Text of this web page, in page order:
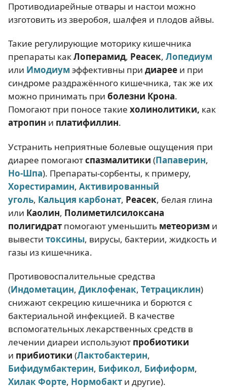
Противодиарейные отвары и настои можно
изготовить из зверобоя, шалфея и плодов айвы.
Такие регулирующие моторику кишечника
препараты какЛоперамид, Реасек, Лопедиум
или Имодиум эффективны при диарее и при
синдроме раздражённого кишечника, так же их
можно принимать при болезни Крона.
Помогают при поносе такие холинолитики, как
атропин и платифиллин.
Устранить неприятные болевые ощущения при
диарее помогаютспазмалитики (Папаверин,
Но-Шпа). Препараты-сорбенты, к примеру,
Хорестирамин, Активированный
уголь, Кальция карбонат, Реасек, белая глина
или Каолин, Полиметилсилоксана
полигидрат помогают уменьшить метеоризм и
вывести токсины, вирусы, бактерии, жидкость и
газы из кишечника.
Противовоспалительные средства
(Индометацин, Диклофенак, Тетрациклин)
снижают секрецию кишечника и борются с
бактериальной инфекцией. В качестве
вспомогательных лекарственных средств в
лечении диареи используют пробиотики
и прибиотики (Лактобактерин,
Бифидумбактерин, Бификол, Бифиформ,
Хилак Форте, Нормобакт и другие).